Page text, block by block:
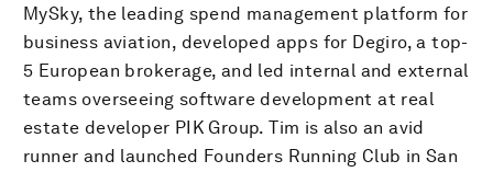
MySky, the leading spend management platform for
business aviation, developed apps for Degiro, a top-
5 European brokerage, and led internal and external
teams overseeing software development at real
estate developer PIK Group. Tim is also an avid
runner and launched Founders Running Club in San